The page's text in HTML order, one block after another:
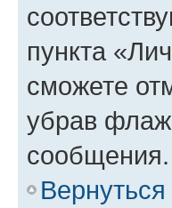
пункта
сможете
убрав
сообщения.